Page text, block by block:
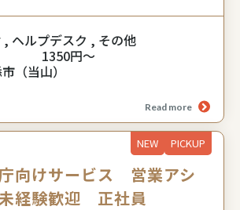
事務 , 受付 , ヘルプデスク , その他
1350円～
（当山）
Read more
NEW PICKUP
向けサービス 営業アシ
経験歓迎 正社員